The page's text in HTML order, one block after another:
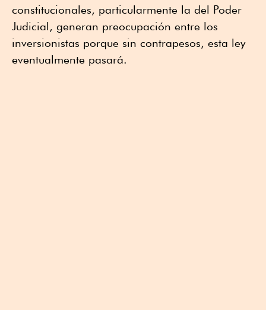
constitucionales, particularmente la del Poder
Judicial, generan preocupación entre los
inversionistas porque sin contrapesos, esta ley
eventualmente pasará.